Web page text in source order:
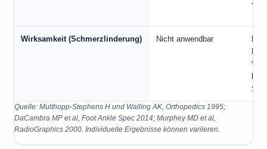
Wirksamkeit (Schmerzlinderung) Nicht anwendbar
% in
Quelle: Multhopp-Stephens H und Walling AK, Orthopedics 1995;
DaCambra MP et al, Foot Ankle Spec 2014; Murphey MD et al,
RadioGraphics 2000. Individuelle Ergebnisse können variieren.